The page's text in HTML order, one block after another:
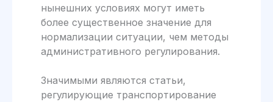
нынешних условиях могут иметь
более существенное значение для
нормализации ситуации, чем методы
административного регулирования.
Значимыми являются статьи,
регулирующие транспортирование